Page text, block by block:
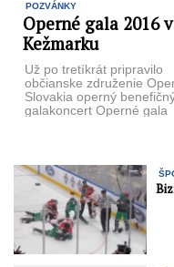
POZVÁNKY
Operné gala 2016 v
Kežmarku
Už po tretíkrát pripravilo
občianske združenie
Slovakia operný
galakoncert Operné gala